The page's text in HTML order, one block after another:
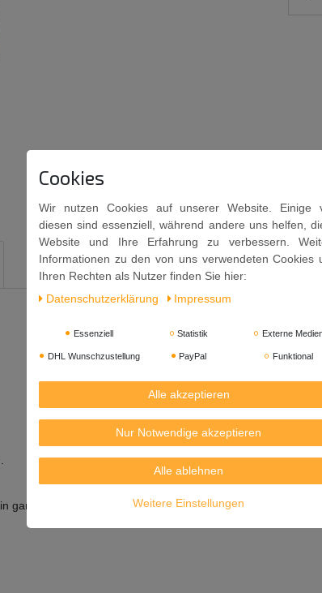
ganz feine Scheibchen. Mit seiner langen, spitz
Cookies
Wir nutzen Cookies auf unserer Website. Einige
diesen sind essenziell, während andere uns helfen,
Website und Ihre Erfahrung zu verbessern.
Informationen zu den von uns verwendeten Cookies
Ihren Rechten als Nutzer finden Sie hier:
Daten­schutz­erklärung
Impressum
Essenziell Statistik Externe
DHL Wunschzustellung PayPal Funktional
Alle akzeptieren
Nur Notwendige akzeptieren
Alle ablehnen
Weitere Einstellungen